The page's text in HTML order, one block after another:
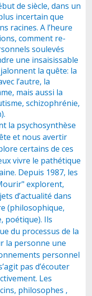
de siècle, dans un
incertain que
racines. A l’heure
comment re-
soulevés
une insaisissable
la quête: la
l’autre, la
mais aussi la
schizophrénie,
la psychosynthèse
et nous avertir
certains de ces
vivre le pathétique
Depuis 1987, les
explorent,
d’actualité dans
(philosophique,
poétique). Ils
du processus de la
la personne une
personnel
pas d’écouter
Les
philosophes ,